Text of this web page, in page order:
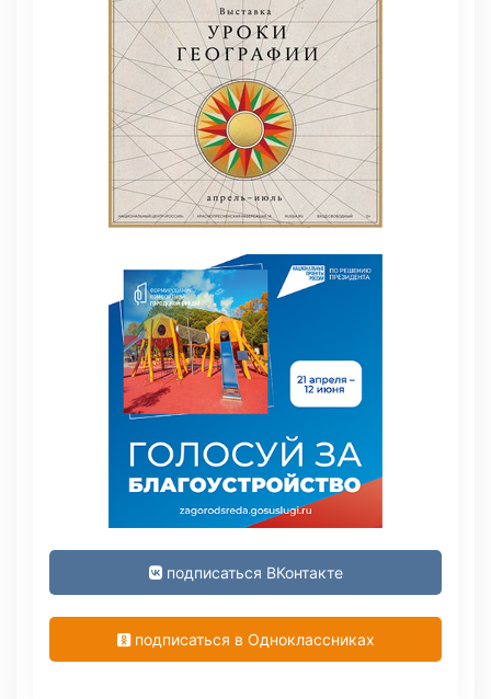
подписаться ВКонтакте
подписаться в Одноклассниках